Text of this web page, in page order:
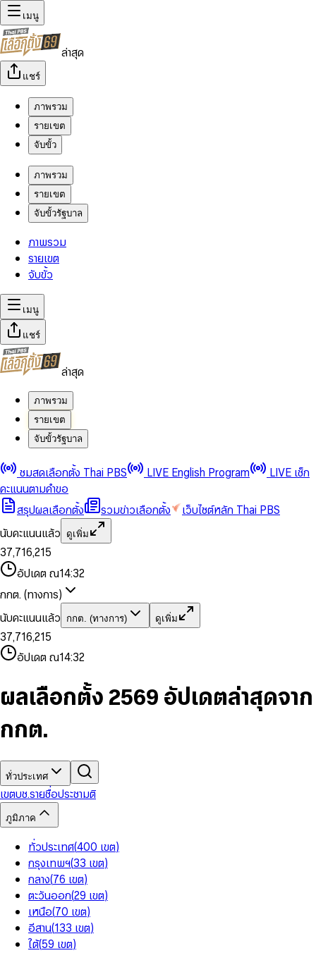
เมนู
ล่าสุด
แชร์
ภาพรวม
รายเขต
จับขั้ว
ภาพรวม
รายเขต
จับขั้วรัฐบาล
ภาพรวม
รายเขต
จับขั้ว
เมนู
แชร์
ล่าสุด
ภาพรวม
รายเขต
จับขั้วรัฐบาล
ชมสดเลือกตั้ง Thai PBS LIVE English Program
LIVE เช็ก
คะแนนตามคำขอ
สรุปผลเลือกตั้ง
รวมข่าวเลือกตั้ง
เว็บไซต์หลัก Thai PBS
นับคะแนนแล้ว
ดูเพิ่ม
0
1
2
3
4
5
6
8
9
0
1
2
3
4
5
6
7
8
9
,
0
1
2
4
6
7
8
9
0
1
2
3
4
5
6
7
8
9
0
1
3
5
6
7
8
9
,
1
2
4
5
7
8
9
0
1
3
4
6
7
8
9
0
2
3
4
5
7
8
อัปเดต ณ14:32
กกต. (ทางการ)
นับคะแนนแล้ว
กกต. (ทางการ) ดูเพิ่ม
0
1
2
3
4
5
7
8
0
1
2
4
5
6
7
8
9
,
0
1
2
4
6
7
8
9
0
1
2
3
5
6
8
9
0
1
3
5
6
7
8
,
1
2
4
6
7
9
0
1
3
5
6
8
9
0
2
3
4
5
7
9
อัปเดต ณ14:32
ผลเลือกตั้ง 2569 อัปเดตล่าสุดจาก
กกต.
ทั่วประเทศ
เขตบช.รายชื่อประชามติ
ภูมิภาค
ทั่วประเทศ(400 เขต)
กรุงเทพฯ(33 เขต)
กลาง(76 เขต)
ตะวันออก(29 เขต)
เหนือ(70 เขต)
อีสาน(133 เขต)
ใต้(59 เขต)